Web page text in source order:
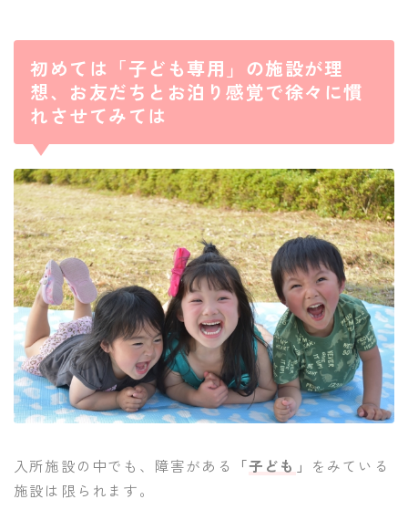
初めては「子ども専用」の施設が理
想、お友だちとお泊り感覚で徐々に慣
れさせてみては
入所施設の中でも、障害がある 「子ども 」 をみている
施設は限られます。